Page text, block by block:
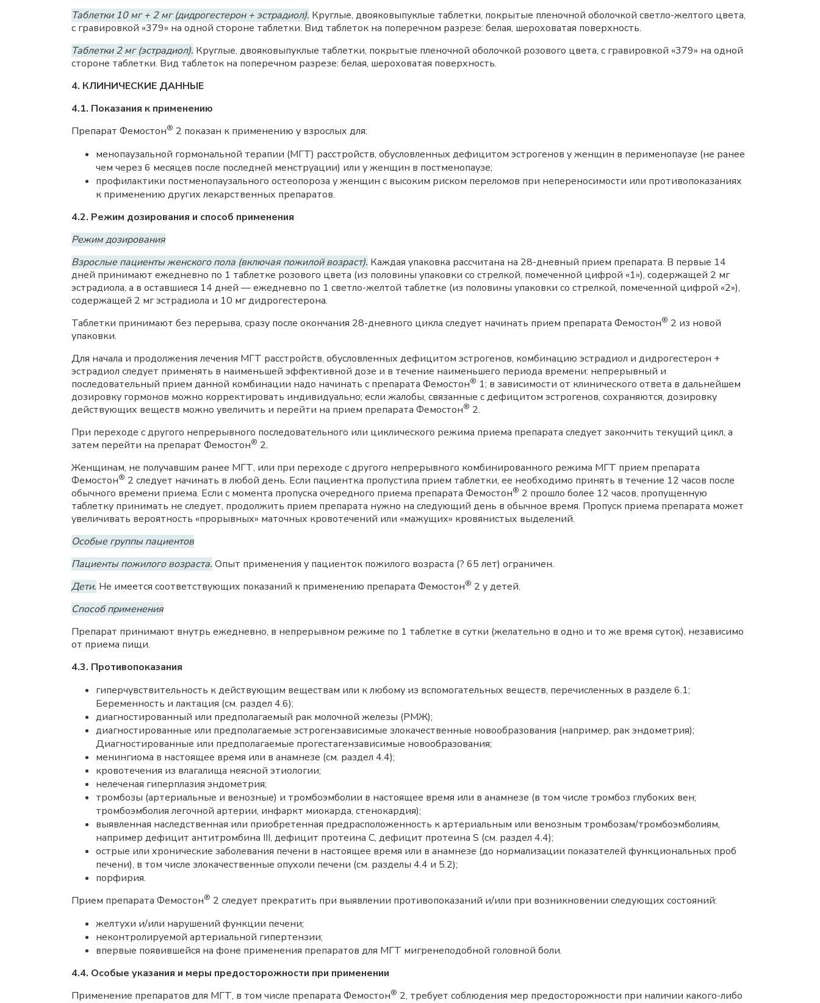
Таблетки 10 мг + 2 мг (дидрогестерон + эстрадиол). Круглые, двояковыпуклые таблетки, покрытые пленочной оболочкой светло-желтого цвета,
с гравировкой «379» на одной стороне таблетки. Вид таблеток на поперечном разрезе: белая, шероховатая поверхность.
Таблетки 2 мг (эстрадиол). Круглые, двояковыпуклые таблетки, покрытые пленочной оболочкой розового цвета, с гравировкой «379» на одной
стороне таблетки. Вид таблеток на поперечном разрезе: белая, шероховатая поверхность.
4. КЛИНИЧЕСКИЕ ДАННЫЕ
4.1. Показания к применению
Препарат Фемостон® 2 показан к применению у взрослых для:
менопаузальной гормональной терапии (МГТ) расстройств, обусловленных дефицитом эстрогенов у женщин в перименопаузе (не ранее
чем через 6 месяцев после последней менструации) или у женщин в постменопаузе;
профилактики постменопаузального остеопороза у женщин с высоким риском переломов при непереносимости или противопоказаниях
к применению других лекарственных препаратов.
4.2. Режим дозирования и способ применения
Режим дозирования
Взрослые пациенты женского пола (включая пожилой возраст). Каждая упаковка рассчитана на 28-дневный прием препарата. В первые 14
дней принимают ежедневно по 1 таблетке розового цвета (из половины упаковки со стрелкой, помеченной цифрой «1»), содержащей 2 мг
эстрадиола, а в оставшиеся 14 дней — ежедневно по 1 светло-желтой таблетке (из половины упаковки со стрелкой, помеченной цифрой «2»),
содержащей 2 мг эстрадиола и 10 мг дидрогестерона.
Таблетки принимают без перерыва, сразу после окончания 28-дневного цикла следует начинать прием препарата Фемостон® 2 из новой
упаковки.
Для начала и продолжения лечения МГТ расстройств, обусловленных дефицитом эстрогенов, комбинацию эстрадиол и дидрогестерон +
эстрадиол следует применять в наименьшей эффективной дозе и в течение наименьшего периода времени: непрерывный и
последовательный прием данной комбинации надо начинать с препарата Фемостон® 1; в зависимости от клинического ответа в дальнейшем
дозировку гормонов можно корректировать индивидуально; если жалобы, связанные с дефицитом эстрогенов, сохраняются, дозировку
действующих веществ можно увеличить и перейти на прием препарата Фемостон® 2.
При переходе с другого непрерывного последовательного или циклического режима приема препарата следует закончить текущий цикл, а
затем перейти на препарат Фемостон® 2.
Женщинам, не получавшим ранее МГТ, или при переходе с другого непрерывного комбинированного режима МГТ прием препарата
Фемостон® 2 следует начинать в любой день. Если пациентка пропустила прием таблетки, ее необходимо принять в течение 12 часов после
обычного времени приема. Если с момента пропуска очередного приема препарата Фемостон® 2 прошло более 12 часов, пропущенную
таблетку принимать не следует, продолжить прием препарата нужно на следующий день в обычное время. Пропуск приема препарата может
увеличивать вероятность «прорывных» маточных кровотечений или «мажущих» кровянистых выделений.
Особые группы пациентов
Пациенты пожилого возраста. Опыт применения у пациенток пожилого возраста (? 65 лет) ограничен.
Дети. Не имеется соответствующих показаний к применению препарата Фемостон® 2 у детей.
Способ применения
Препарат принимают внутрь ежедневно, в непрерывном режиме по 1 таблетке в сутки (желательно в одно и то же время суток), независимо
от приема пищи.
4.3. Противопоказания
гиперчувствительность к действующим веществам или к любому из вспомогательных веществ, перечисленных в разделе 6.1;
Беременность и лактация (см. раздел 4.6);
диагностированный или предполагаемый рак молочной железы (РМЖ);
диагностированные или предполагаемые эстрогензависимые злокачественные новообразования (например, рак эндометрия);
Диагностированные или предполагаемые прогестагензависимые новообразования;
менингиома в настоящее время или в анамнезе (см. раздел 4.4);
кровотечения из влагалища неясной этиологии;
нелеченая гиперплазия эндометрия;
тромбозы (артериальные и венозные) и тромбоэмболии в настоящее время или в анамнезе (в том числе тромбоз глубоких вен;
тромбоэмболия легочной артерии, инфаркт миокарда, стенокардия);
выявленная наследственная или приобретенная предрасположенность к артериальным или венозным тромбозам/тромбоэмболиям,
например дефицит антитромбина III, дефицит протеина С, дефицит протеина S (см. раздел 4.4);
острые или хронические заболевания печени в настоящее время или в анамнезе (до нормализации показателей функциональных проб
печени), в том числе злокачественные опухоли печени (см. разделы 4.4 и 5.2);
порфирия.
Прием препарата Фемостон® 2 следует прекратить при выявлении противопоказаний и/или при возникновении следующих состояний:
желтухи и/или нарушений функции печени;
неконтролируемой артериальной гипертензии;
впервые появившейся на фоне применения препаратов для МГТ мигренеподобной головной боли.
4.4. Особые указания и меры предосторожности при применении
Применение препаратов для МГТ, в том числе препарата Фемостон® 2, требует соблюдения мер предосторожности при наличии какого-либо